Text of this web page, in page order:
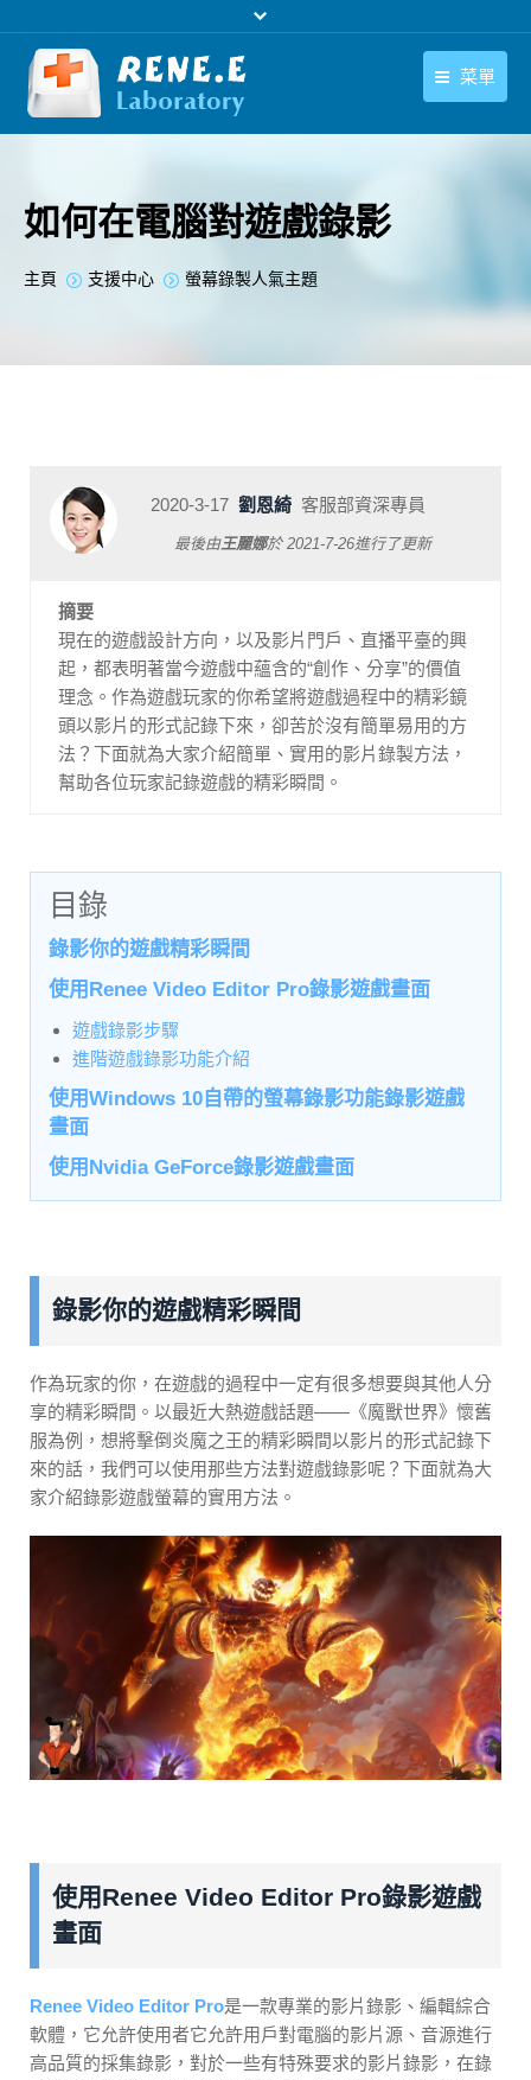
菜單
下載中心
如何在電腦對遊戲錄影
您在此处：
主頁 支援中心 螢幕錄製人氣主題
2020-3-17 劉恩綺 客服部資深專員
最後由王麗娜於2021-7-26進行了更新
摘要
現在的遊戲設計方向，以及影片門戶、直播平臺的興
起，都表明著當今遊戲中蘊含的“創作、分享”的價值
理念。作為遊戲玩家的你希望將遊戲過程中的精彩鏡
頭以影片的形式記錄下來，卻苦於沒有簡單易用的方
法？下面就為大家介紹簡單、實用的影片錄製方法，
幫助各位玩家記錄遊戲的精彩瞬間。
目錄
錄影你的遊戲精彩瞬間
使用Renee Video Editor Pro錄影遊戲畫面
遊戲錄影步驟
進階遊戲錄影功能介紹
使用Windows 10自帶的螢幕錄影功能錄影遊戲
畫面
使用Nvidia GeForce錄影遊戲畫面
錄影你的遊戲精彩瞬間
作為玩家的你，在遊戲的過程中一定有很多想要與其他人分
享的精彩瞬間。以最近大熱遊戲話題——《魔獸世界》懷舊
服為例，想將擊倒炎魔之王的精彩瞬間以影片的形式記錄下
來的話，我們可以使用那些方法對遊戲錄影呢？下面就為大
家介紹錄影遊戲螢幕的實用方法。
使用Renee Video Editor Pro錄影遊戲
畫面
Renee Video Editor Pro是一款專業的影片錄影、編輯綜合
軟體，它允許使用者它允許用戶對電腦的影片源、音源進行
高品質的採集錄影，對於一些有特殊要求的影片錄影，在錄